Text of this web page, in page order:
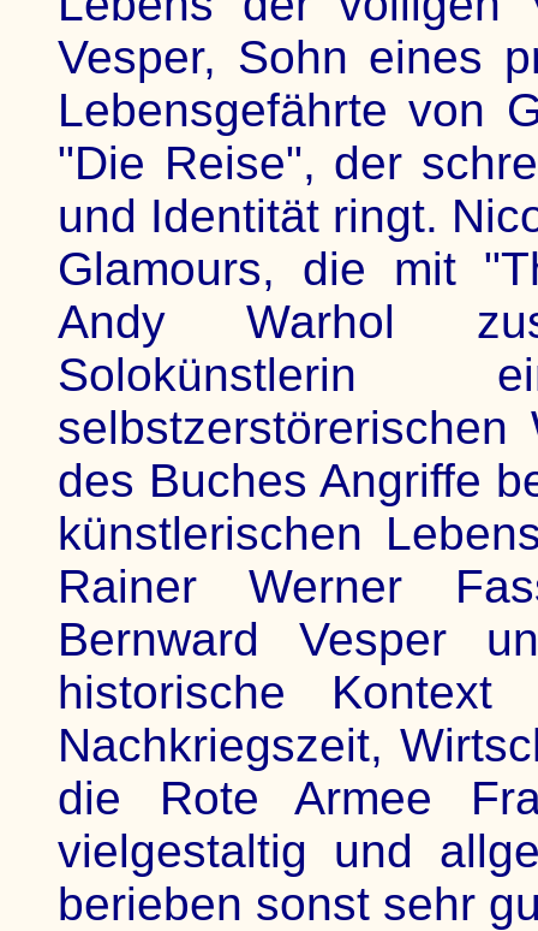
Vesper, Sohn eines
Lebensgefährte von
"Die Reise", der
und Identität ringt.
Glamours, die mit
Andy Warhol
Solokünstlerin
des Buches Angriffe
künstlerischen
Rainer Werner
Bernward Vesper
historische
Nachkriegszeit,
die Rote Armee
vielgestaltig und
berieben sonst sehr